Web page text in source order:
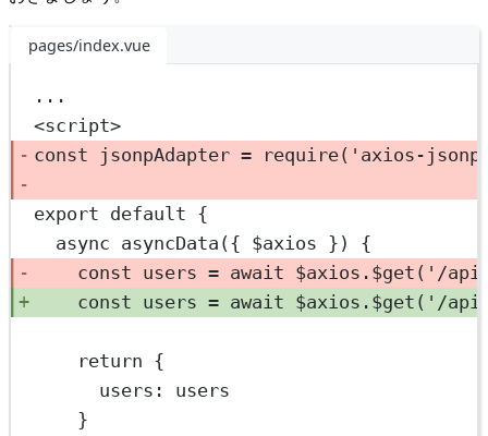
pages/index.vue
...
<script>
const
jsonpAdapter = require( 'axios-
export default {
async asyncData ({ $axios }) {
const users = await $axios. $get ( '/
const users = await $axios. $get ( '/
return {
users: users
}